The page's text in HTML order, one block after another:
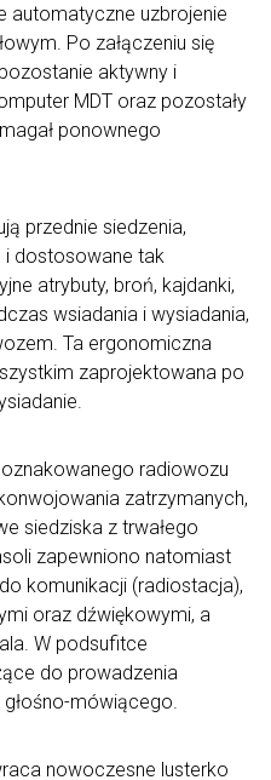
automatyczne uzbrojenie
Po załączeniu się
aktywny i
MDT oraz pozostały
ponownego
przednie siedzenia,
i dostosowane tak
atrybuty, broń, kajdanki,
wsiadania i wysiadania,
Ta ergonomiczna
zaprojektowana po
radiowozu
zatrzymanych,
siedziska z trwałego
zapewniono natomiast
komunikacji (radiostacja),
oraz dźwiękowymi, a
W podsufitce
do prowadzenia
mówiącego.
nowoczesne lusterko